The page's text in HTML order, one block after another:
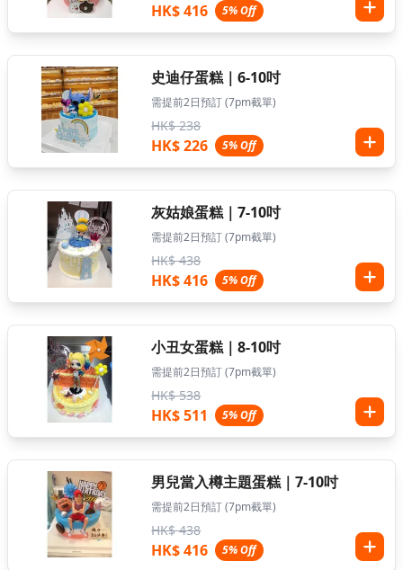
HK$ 416 5% Off
史迪仔蛋糕｜6-10吋
需提前2日預訂 (7pm截單)
HK$ 238
HK$ 226 5% Off
灰姑娘蛋糕｜7-10吋
需提前2日預訂 (7pm截單)
HK$ 438
HK$ 416 5% Off
小丑女蛋糕｜8-10吋
需提前2日預訂 (7pm截單)
HK$ 538
HK$ 511 5% Off
男兒當入樽主題蛋糕｜7-10吋
需提前2日預訂 (7pm截單)
HK$ 438
HK$ 416 5% Off